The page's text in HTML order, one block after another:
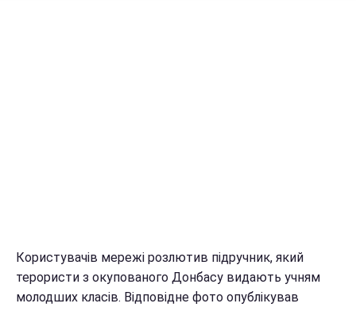
Користувачів мережі розлютив підручник, який
терористи з окупованого Донбасу видають учням
молодших класів. Відповідне фото опублікував